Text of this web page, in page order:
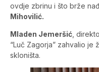
ovdje zbrinu i što brže
Mihovilić.
Mladen Jemeršić ,
“Luč Zagorja” zahvalio je
skloništa.